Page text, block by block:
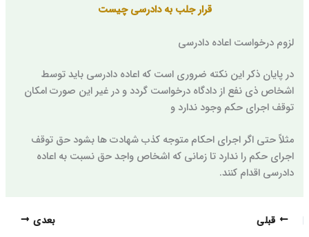
قرار جلب به دادرسی چیست
لزوم درخواست اعاده دادرسی
در پایان ذکر این نکته ضروری است که اعاده دادرسی باید توسط
اشخاص ذی نفع از دادگاه درخواست گردد و در غیر این صورت امکان
توقف اجرای حکم وجود ندارد و
مثلاً حتی اگر اجرای احکام متوجه کذب شهادت ها بشود حق توقف
اجرای حکم را ندارد تا زمانی که اشخاص واجد حق نسبت به اعاده
دادرسی اقدام کنند.
قبلی بعدی